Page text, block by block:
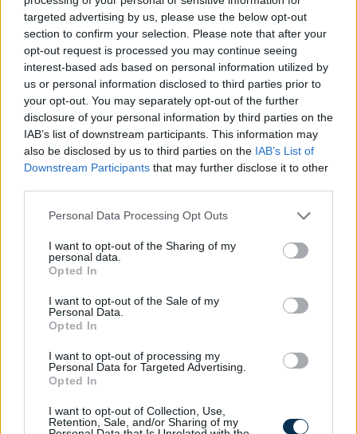
targeted advertising by us, please use the below opt-out
section to confirm your selection. Please note that after your
opt-out request is processed you may continue seeing
interest-based ads based on personal information utilized by
us or personal information disclosed to third parties prior to
your opt-out. You may separately opt-out of the further
disclosure of your personal information by third parties on the
IAB’s list of downstream participants. This information may
also be disclosed by us to third parties on the IAB’s List of
Downstream Participants that may further disclose it to other
Please note that this website/app uses one or more Google
not limited to your visit or usage behaviour. You may click to
grant or deny consent to Google and its third-party tags to
use your data for below specified purposes in below Google
consent section.
Personal Data Processing Opt Outs
I want to opt-out of the Sharing of my
personal data.
Opted In
I want to opt-out of the Sale of my
Personal Data.
Opted In
I want to opt-out of processing my
Personal Data for Targeted Advertising.
Opted In
I want to opt-out of Collection, Use,
Retention, Sale, and/or Sharing of my
használják, de még nem
építették be a
működésükbe a
mesterséges
intelligenciát
tartunk az AI alkalmazásában: jóllehet már
mesterséges intelligencia, a rendszeres és
tudatos használat még korántsem
Magyarország kutatásból.
Robotápolók, robotkutyák
és intelligens gyárak –
megérkezett a jövő az
ELTE-Bosch robotikai